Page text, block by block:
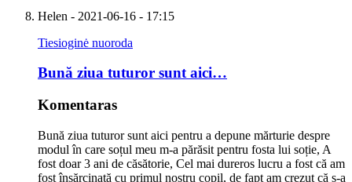
Helen - 2021-06-16 - 17:15
Tiesioginė nuoroda
Bună ziua tuturor sunt aici…
Komentaras
Bună ziua tuturor sunt aici pentru a depune mărturie despre
modul în care soțul meu m-a părăsit pentru fosta lui soție, A
fost doar 3 ani de căsătorie, Cel mai dureros lucru a fost că am
fost însărcinată cu primul nostru copil, de fapt am crezut că s-a